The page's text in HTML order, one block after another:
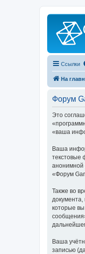
Ссылки
На
Форум
Это
«ваша
Ваша
текстовые
анонимной
«Форум
Также во
которые
Ваша
записью